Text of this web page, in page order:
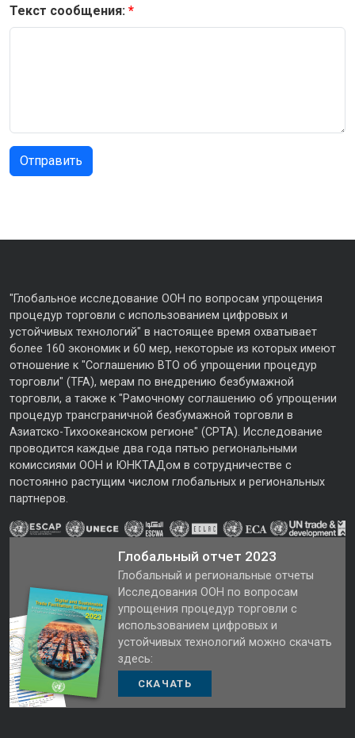
Текст сообщения:
"Глобальное исследование ООН по вопросам упрощения
процедур торговли с использованием цифровых и
устойчивых технологий" в настоящее время охватывает
более 160 экономик и 60 мер, некоторые из которых имеют
отношение к "Соглашению ВТО об упрощении процедур
торговли" (TFA), мерам по внедрению безбумажной
торговли, а также к "Рамочному соглашению об упрощении
процедур трансграничной безбумажной торговли в
Азиатско-Тихоокеанском регионе" (CPTA). Исследование
проводится каждые два года пятью региональными
комиссиями ООН и ЮНКТАДом в сотрудничестве с
постоянно растущим числом глобальных и региональных
партнеров.
Глобальный отчет 2023
Глобальный и региональные отчеты
Исследования ООН по вопросам
упрощения процедур торговли с
использованием цифровых и
устойчивых технологий можно скачать
здесь:
СКАЧАТЬ